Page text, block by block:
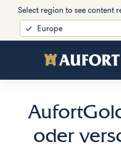
Select region to see content
Europe
oder